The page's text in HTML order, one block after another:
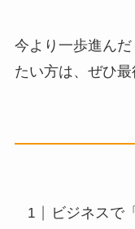
今より一歩進ん
たい方は、ぜひ最
ビジネスで